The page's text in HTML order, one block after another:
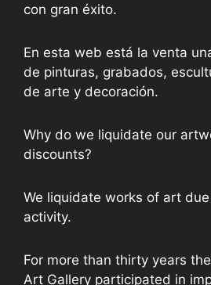
con gran éxito.
En esta web está la venta
de pinturas, grabados,
de arte y decoración.
Why do we liquidate our
discounts?
We liquidate works of art
activity.
For more than thirty years
Art Gallery participated in